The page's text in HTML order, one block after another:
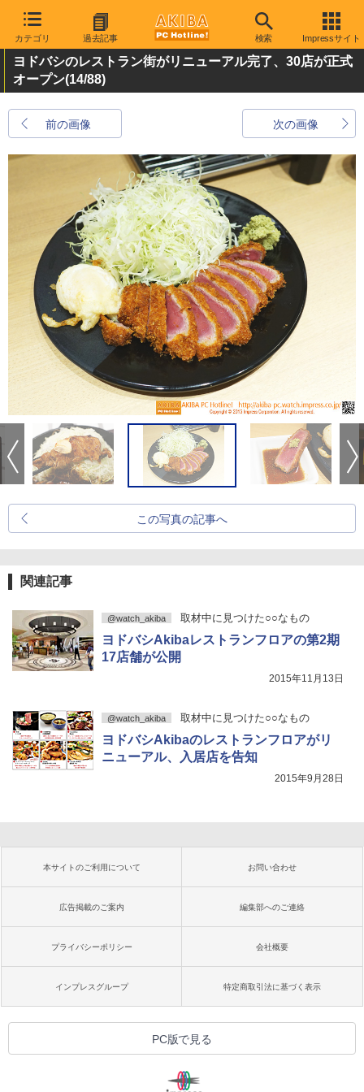
カテゴリ 過去記事 検索 Impressサイト
ヨドバシのレストラン街がリニューアル完了、30店が正式
オープン(14/88)
前の画像 次の画像
この写真の記事へ
関連記事
@watch_akiba 取材中に見つけた○○なもの
ヨドバシAkibaレストランフロアの第2期
17店舗が公開
2015年11月13日
@watch_akiba 取材中に見つけた○○なもの
ヨドバシAkibaのレストランフロアがリ
ニューアル、入居店を告知
2015年9月28日
本サイトのご利用について お問い合わせ
広告掲載のご案内 編集部へのご連絡
プライバシーポリシー 会社概要
インプレスグループ 特定商取引法に基づく表示
PC版で見る